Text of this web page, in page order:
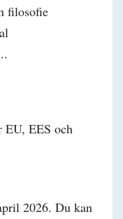
filosofie
EU, EES och
2026. Du kan